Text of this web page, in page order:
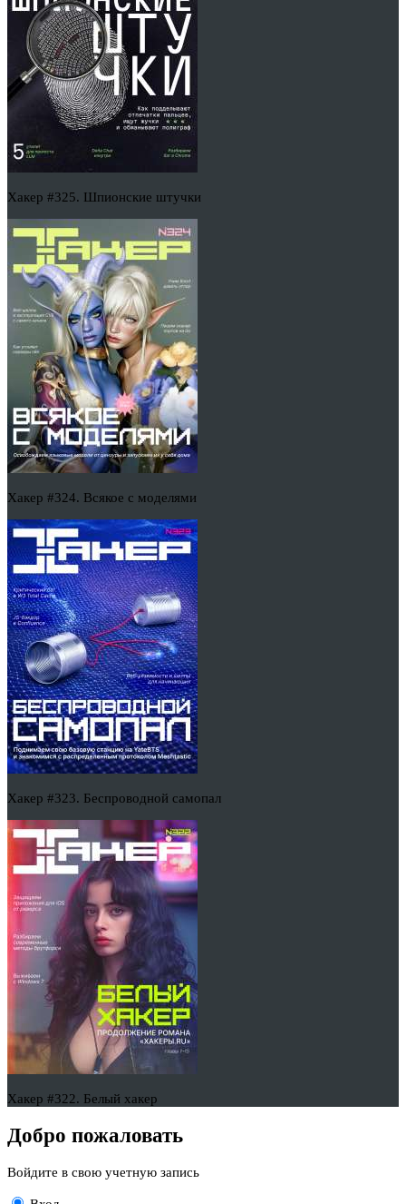
Хакер #325. Шпионские штучки
Хакер #324. Всякое с моделями
Хакер #323. Беспроводной самопал
Хакер #322. Белый хакер
Добро пожаловать
Войдите в свою учетную запись